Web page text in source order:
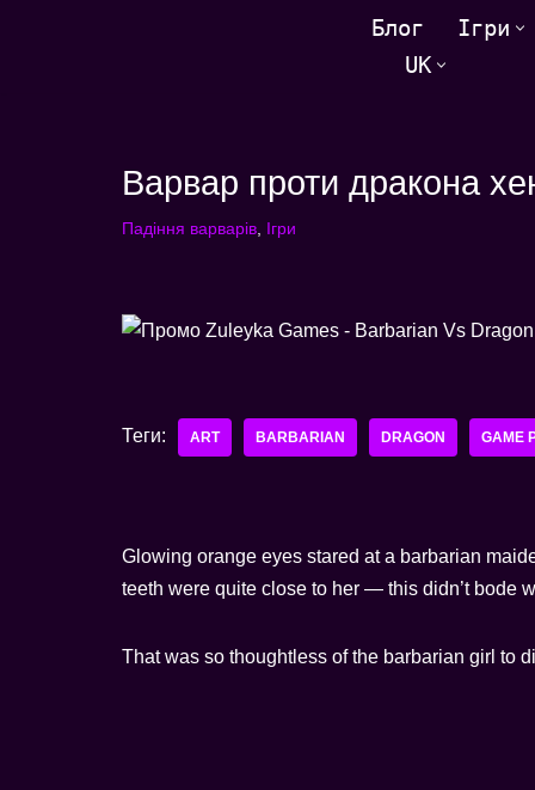
Блог Ігри
UK
Варвар проти дракона
Падіння варварів Ігри
Теги: ART BARBARIAN DRAGON GAME
Glowing orange eyes stared at a barbarian
teeth were quite close to her — this didn’t bode
That was so thoughtless of the barbarian girl to